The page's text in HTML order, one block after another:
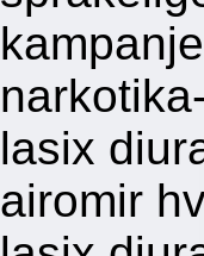
lasix
airomir